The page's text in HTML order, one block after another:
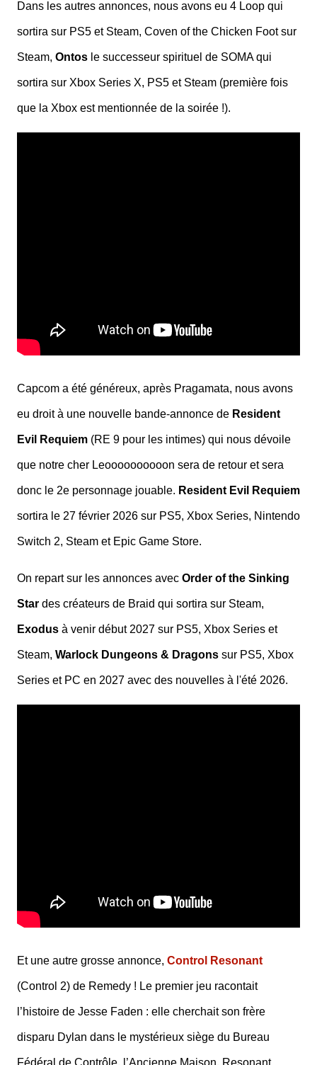
Dans les autres annonces, nous avons eu 4 Loop qui
sortira sur PS5 et Steam, Coven of the Chicken Foot sur
Steam, Ontos le successeur spirituel de SOMA qui
sortira sur Xbox Series X, PS5 et Steam (première fois
que la Xbox est mentionnée de la soirée !).
Capcom a été généreux, après Pragamata, nous avons
eu droit à une nouvelle bande-annonce de Resident
Evil Requiem (RE 9 pour les intimes) qui nous dévoile
que notre cher Leoooooooooon sera de retour et sera
donc le 2e personnage jouable. Resident Evil Requiem
sortira le 27 février 2026 sur PS5, Xbox Series, Nintendo
Switch 2, Steam et Epic Game Store.
On repart sur les annonces avec Order of the Sinking
Star des créateurs de Braid qui sortira sur Steam,
Exodus à venir début 2027 sur PS5, Xbox Series et
Steam, Warlock Dungeons & Dragons sur PS5, Xbox
Series et PC en 2027 avec des nouvelles à l'été 2026.
Et une autre grosse annonce, Control Resonant
(Control 2) de Remedy ! Le premier jeu racontait
l’histoire de Jesse Faden : elle cherchait son frère
disparu Dylan dans le mystérieux siège du Bureau
Fédéral de Contrôle, l’Ancienne Maison. Resonant